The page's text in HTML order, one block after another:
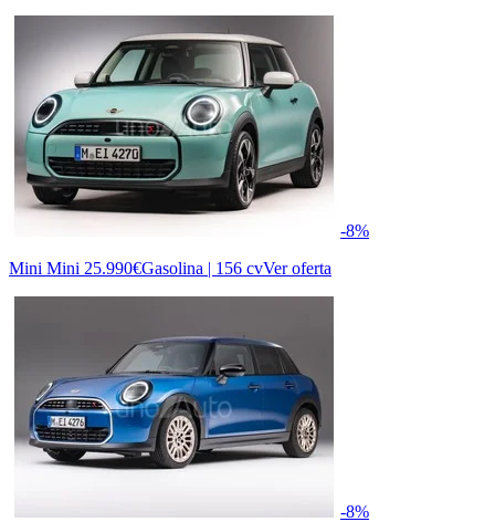
-8%
Mini Mini 25.990€Gasolina | 156 cvVer oferta
-8%